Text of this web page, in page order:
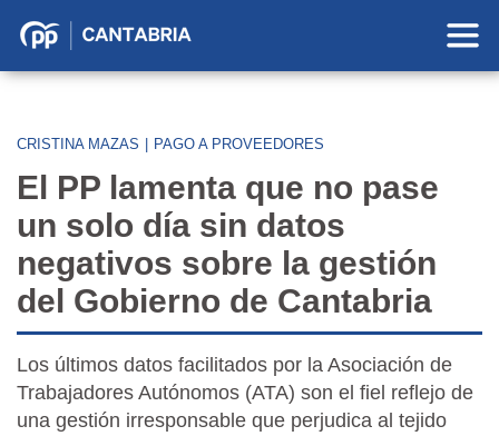
Partido
Cantabria
CRISTINA MAZAS PAGO A PROVEEDORES
El PP lamenta que no pase
un solo día sin datos
negativos sobre la gestión
del Gobierno de Cantabria
Los últimos datos facilitados por la Asociación de
Trabajadores Autónomos (ATA) son el fiel reflejo de
una gestión irresponsable que perjudica al tejido